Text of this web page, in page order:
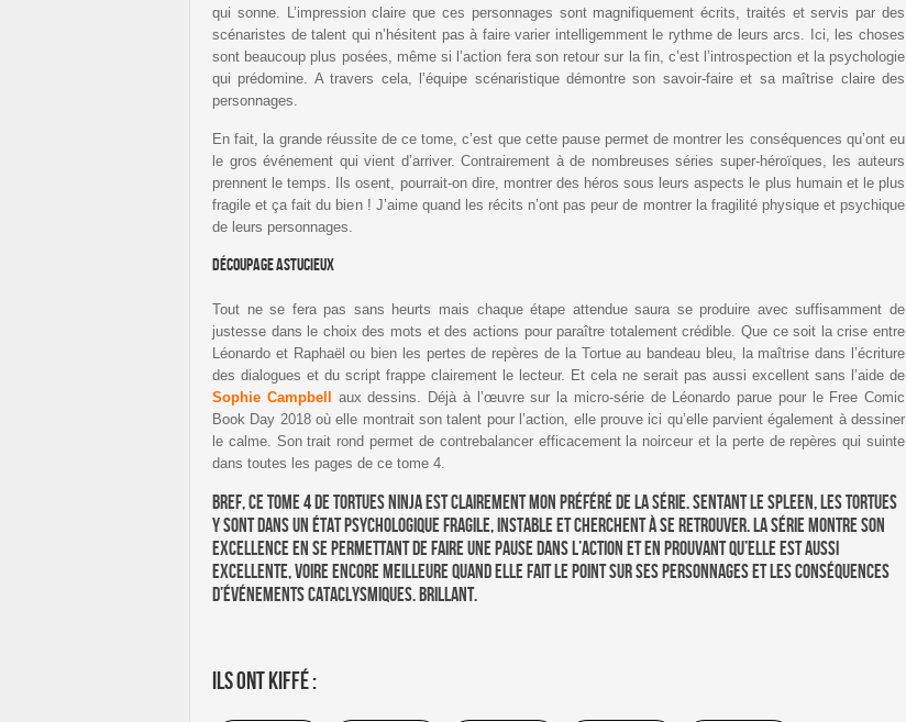
qui sonne. L’impression claire que ces personnages sont magnifiquement écrits, traités et servis par des
scénaristes de talent qui n’hésitent pas à faire varier intelligemment le rythme de leurs arcs. Ici, les choses
sont beaucoup plus posées, même si l’action fera son retour sur la fin, c’est l’introspection et la psychologie
qui prédomine. A travers cela, l’équipe scénaristique démontre son savoir-faire et sa maîtrise claire des
personnages.
En fait, la grande réussite de ce tome, c’est que cette pause permet de montrer les conséquences qu’ont eu
le gros événement qui vient d’arriver. Contrairement à de nombreuses séries super-héroïques, les auteurs
prennent le temps. Ils osent, pourrait-on dire, montrer des héros sous leurs aspects le plus humain et le plus
fragile et ça fait du bien ! J’aime quand les récits n’ont pas peur de montrer la fragilité physique et psychique
de leurs personnages.
Découpage astucieux
Tout ne se fera pas sans heurts mais chaque étape attendue saura se produire avec suffisamment de
justesse dans le choix des mots et des actions pour paraître totalement crédible. Que ce soit la crise entre
Léonardo et Raphaël ou bien les pertes de repères de la Tortue au bandeau bleu, la maîtrise dans l’écriture
des dialogues et du script frappe clairement le lecteur. Et cela ne serait pas aussi excellent sans l’aide de
Sophie Campbell
aux dessins. Déjà à l’œuvre sur la micro-série de Léonardo parue pour le Free Comic
Book Day 2018 où elle montrait son talent pour l’action, elle prouve ici qu’elle parvient également à dessiner
le calme. Son trait rond permet de contrebalancer efficacement la noirceur et la perte de repères qui suinte
dans toutes les pages de ce tome 4.
Bref, ce tome 4 de Tortues Ninja est clairement mon préféré de la série. Sentant le spleen, les Tortues
y sont dans un état psychologique fragile, instable et cherchent à se retrouver. La série montre son
excellence en se permettant de faire une pause dans l’action et en prouvant qu’elle est aussi
excellente, voire encore meilleure quand elle fait le point sur ses personnages et les conséquences
d’événements cataclysmiques. Brillant.
Ils ont kiffé :